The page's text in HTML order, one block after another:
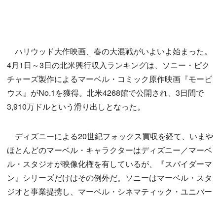
ハリウッド大作映画、春の大混戦がいよいよ始まった。
4月1日～3日の北米興行収入ランキングは、ソニー・ピク
チャーズ製作によるマーベル・コミック原作映画『モービ
ウス』がNo.1を獲得。北米4268館で公開され、3日間で
3,910万ドルという滑り出しとなった。
ディズニーによる20世紀フォックス買収を経て、いまや
ほとんどのマーベル・キャラクターはディズニー／マーベ
ル・スタジオが映像化権を有しているが、『スパイダーマ
ン』シリーズだけはその例外だ。ソニーはマーベル・スタ
ジオと事業提携し、マーベル・シネマティック・ユニバー